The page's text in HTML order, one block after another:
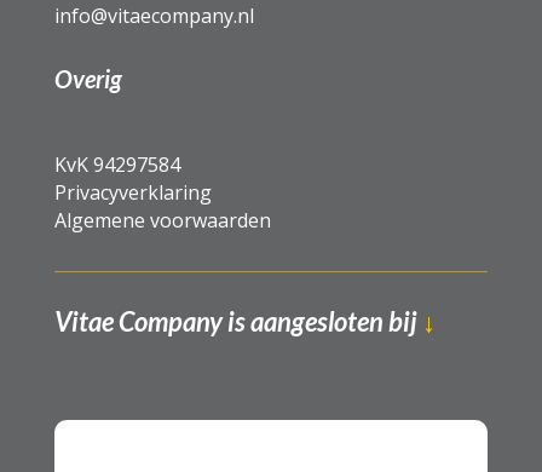
info@vitaecompany.nl
Overig
KvK94297584
Privacyverklaring
Algemene voorwaarden
Vitae Company is aangesloten bij ↓